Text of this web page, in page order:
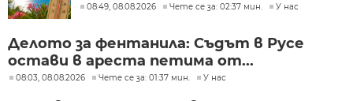
08:49, 08.08.2026 Чете се за: 02:37 мин. У нас
Делото за фентанила: Съдът в Русе
остави в ареста петима от...
08:03, 08.08.2026 Чете се за: 01:37 мин. У нас